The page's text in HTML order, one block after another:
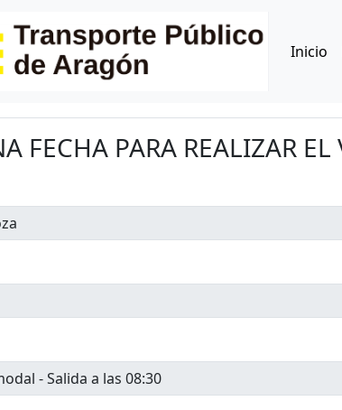
Inicio
FECHA PARA REALIZAR EL